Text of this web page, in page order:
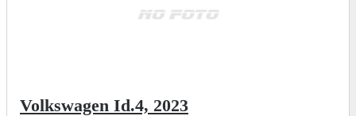
Volkswagen Id.4, 2023